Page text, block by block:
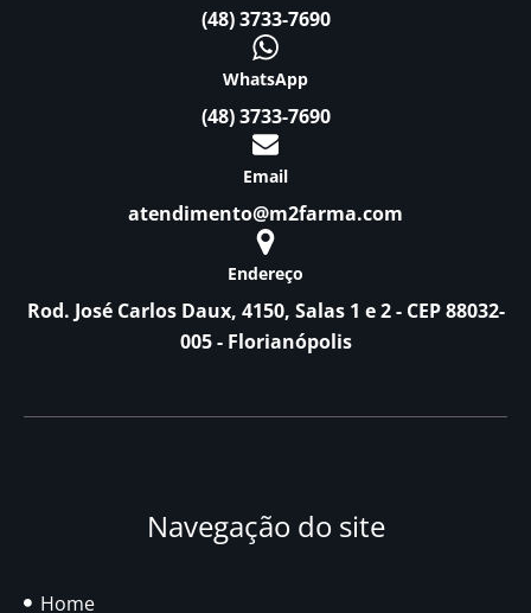
(48) 3733-7690
WhatsApp
(48) 3733-7690
Email
atendimento@m2farma.com
Endereço
Rod. José Carlos Daux, 4150, Salas 1 e 2 - CEP 88032-
005 - Florianópolis
Navegação do site
Home